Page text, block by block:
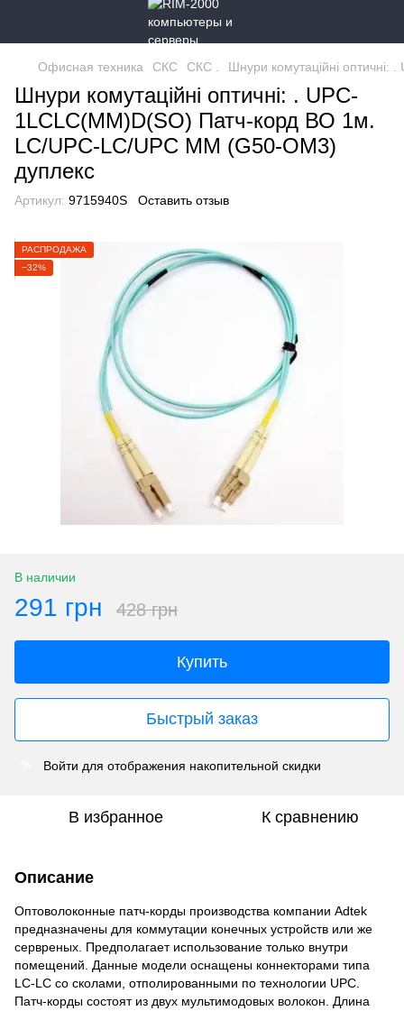
Офисная техника СКС СКС . Шнури комутаційні
Шнури комутаційні оптичні: . UPC-
1LCLC(МM)D(SO) Патч-корд ВО 1м.
LC/UPC-LC/UPC MM (G50-OM3)
дуплекс
Артикул: 9715940S Оставить отзыв
РАСПРОДАЖА
−32%
В наличии
291 грн 428 грн
Купить
Быстрый заказ
Войти для отображения накопительной скидки
В избранное К сравнению
Описание
Оптоволоконные патч-корды производства компании Adtek
предназначены для коммутации конечных устройств или же
сервреных. Предполагает использование только внутри
помещений. Данные модели оснащены коннекторами типа
LC-LC со сколами, отполированными по технологии UPC.
Патч-корды состоят из двух мультимодовых волокон. Длина